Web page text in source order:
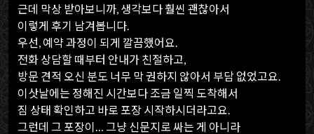
근데 막상 받아보니까, 생각보다 훨씬 괜찮아서
이렇게 후기 남겨봅니다.
우선, 예약 과정이 되게 깔끔했어요.
전화 상담할 때부터 안내가 친절하고,
방문 견적 오신 분도 너무 막 권하지 않아서 부담 없었고요.
이삿날에는 정해진 시간보다 조금 일찍 도착해서
짐 상태 확인하고 바로 포장 시작하시더라고요.
그런데 그 포장이… 그냥 신문지로 싸는 게 아니라